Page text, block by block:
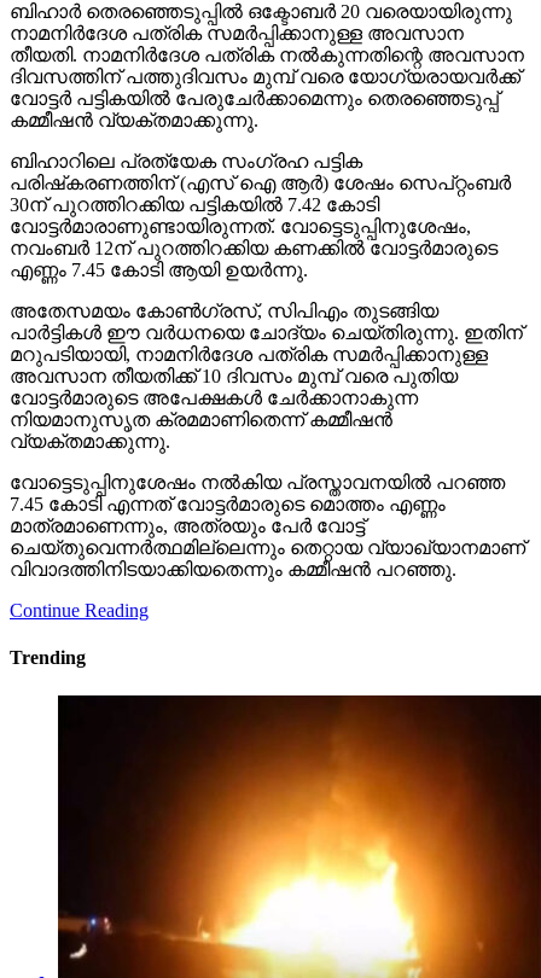
ബിഹാര്‍ തെരഞ്ഞെടുപ്പില്‍ ഒക്ടോബര്‍ 20 വരെയായിരുന്നു
നാമനിര്‍ദേശ പത്രിക സമര്‍പ്പിക്കാനുള്ള അവസാന
തീയതി. നാമനിര്‍ദേശ പത്രിക നല്‍കുന്നതിന്റെ അവസാന
ദിവസത്തിന് പത്തുദിവസം മുമ്പ് വരെ യോഗ്യരായവര്‍ക്ക്
വോട്ടര്‍ പട്ടികയില്‍ പേരുചേര്‍ക്കാമെന്നും തെരഞ്ഞെടുപ്പ്
കമ്മീഷന്‍ വ്യക്തമാക്കുന്നു.
ബിഹാറിലെ പ്രത്യേക സംഗ്രഹ പട്ടിക
പരിഷ്‌കരണത്തിന് (എസ് ഐ ആര്‍) ശേഷം സെപ്റ്റംബര്‍
30ന് പുറത്തിറക്കിയ പട്ടികയില്‍ 7.42 കോടി
വോട്ടര്‍മാരാണുണ്ടായിരുന്നത്. വോട്ടെടുപ്പിനുശേഷം,
നവംബര്‍ 12ന് പുറത്തിറക്കിയ കണക്കില്‍ വോട്ടര്‍മാരുടെ
എണ്ണം 7.45 കോടി ആയി ഉയര്‍ന്നു.
അതേസമയം കോണ്‍ഗ്രസ്, സിപിഎം തുടങ്ങിയ
പാര്‍ട്ടികള്‍ ഈ വര്‍ധനയെ ചോദ്യം ചെയ്തിരുന്നു. ഇതിന്
മറുപടിയായി, നാമനിര്‍ദേശ പത്രിക സമര്‍പ്പിക്കാനുള്ള
അവസാന തീയതിക്ക് 10 ദിവസം മുമ്പ് വരെ പുതിയ
വോട്ടര്‍മാരുടെ അപേക്ഷകള്‍ ചേര്‍ക്കാനാകുന്ന
നിയമാനുസൃത ക്രമമാണിതെന്ന് കമ്മീഷന്‍
വ്യക്തമാക്കുന്നു.
വോട്ടെടുപ്പിനുശേഷം നല്‍കിയ പ്രസ്താവനയില്‍ പറഞ്ഞ
7.45 കോടി എന്നത് വോട്ടര്‍മാരുടെ മൊത്തം എണ്ണം
മാത്രമാണെന്നും, അത്രയും പേര്‍ വോട്ട്
ചെയ്തുവെന്നര്‍ത്ഥമില്ലെന്നും തെറ്റായ വ്യാഖ്യാനമാണ്
വിവാദത്തിനിടയാക്കിയതെന്നും കമ്മീഷന്‍ പറഞ്ഞു.
Continue Reading
Trending